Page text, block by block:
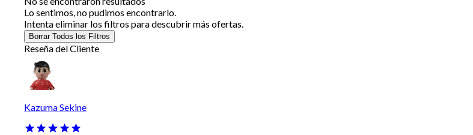
Lo sentimos, no pudimos encontrarlo.
Intenta eliminar los filtros para descubrir más ofertas.
Borrar Todos los Filtros
Reseña del Cliente
Kazuma Sekine